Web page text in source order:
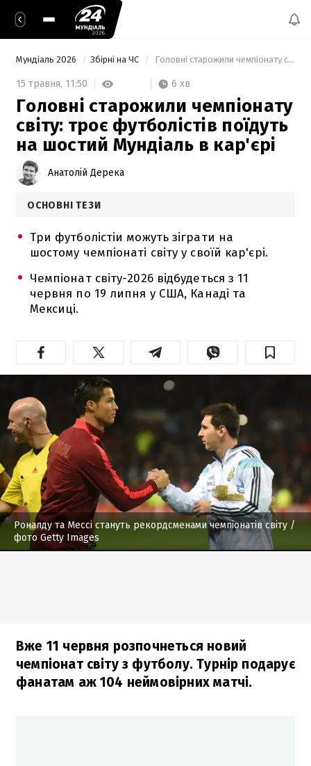
Мундіаль 2026 Збірні на ЧС Головні старожили чемпіонату світу: троє футболістів поїдуть на шостий Мундіаль в кар'єрі
15 травня, 11:50 6 хв
Головні старожили чемпіонату
світу: троє футболістів поїдуть
на шостий Мундіаль в кар'єрі
Анатолій Дерека
ОСНОВНІ ТЕЗИ
Три футболістіи можуть зіграти на
шостому чемпіонаті світу у своїй кар'єрі.
Чемпіонат світу-2026 відбудеться з 11
червня по 19 липня у США, Канаді та
Мексиці.
Роналду та Мессі стануть рекордсменами чемпіонатів світу /
фото Getty Images
Вже 11 червня розпочнеться новий
чемпіонат світу з футболу. Турнір подарує
фанатам аж 104 неймовірних матчі.